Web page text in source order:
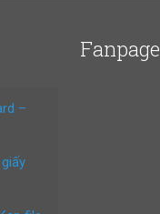
–
Fanpage